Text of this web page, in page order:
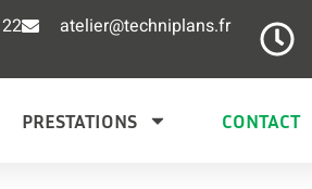
atelier@techniplans.fr
PRESTATIONS CONTACT